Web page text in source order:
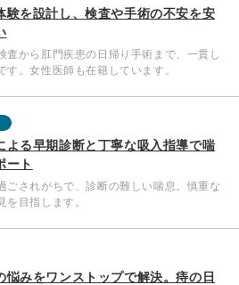
験を設計し、検査や手術の不安を安
査から肛門疾患の日帰り手術まで、一貫し
す。女性医師も在籍しています。
よる早期診断と丁寧な吸入指導で喘
ート
ごされがちで、診断の難しい喘息。慎重な
を目指します。
悩みをワンストップで解決。痔の日